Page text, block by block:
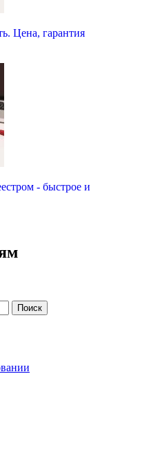
Цена, гарантия
- быстрое и